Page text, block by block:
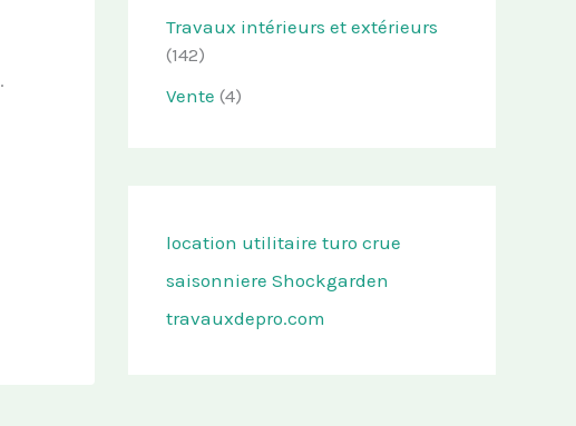
.
Travaux intérieurs et extérieurs
(142)
Vente (4)
location utilitaire turo crue
saisonniere Shockgarden
travauxdepro.com